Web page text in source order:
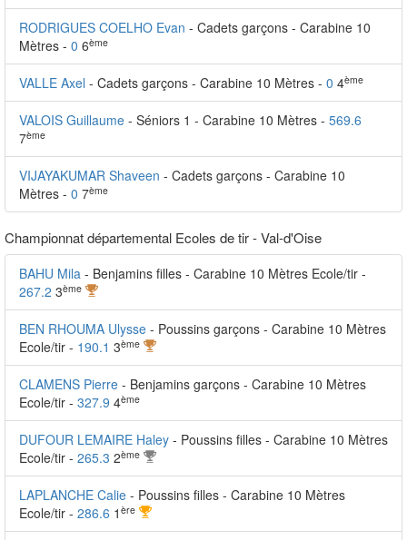
RODRIGUES COELHO Evan - Cadets garçons - Carabine 10
Mètres - 0 6ème
VALLE Axel - Cadets garçons - Carabine 10 Mètres - 0 4ème
VALOIS Guillaume - Séniors 1 - Carabine 10 Mètres - 569.6
7ème
VIJAYAKUMAR Shaveen - Cadets garçons - Carabine 10
Mètres - 0 7ème
Championnat départemental Ecoles de tir - Val-d'Oise
BAHU Mila - Benjamins filles - Carabine 10 Mètres Ecole/tir -
267.2 3ème
BEN RHOUMA Ulysse - Poussins garçons - Carabine 10 Mètres
Ecole/tir - 190.1 3ème
CLAMENS Pierre - Benjamins garçons - Carabine 10 Mètres
Ecole/tir - 327.9 4ème
DUFOUR LEMAIRE Haley - Poussins filles - Carabine 10 Mètres
Ecole/tir - 265.3 2ème
LAPLANCHE Calie - Poussins filles - Carabine 10 Mètres
Ecole/tir - 286.6 1 ère